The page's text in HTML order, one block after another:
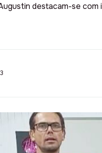
destacam-se